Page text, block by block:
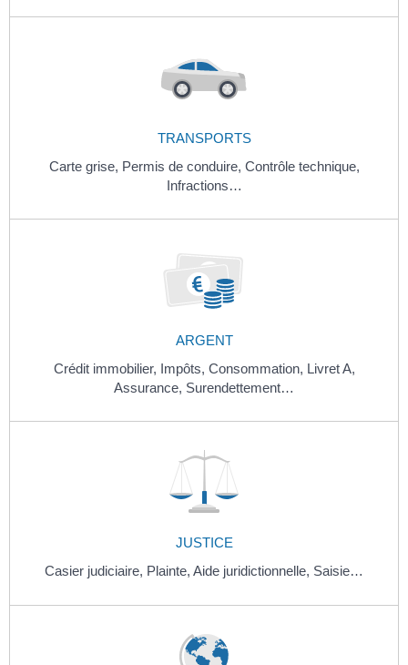
TRANSPORTS
Carte grise, Permis de conduire, Contrôle technique,
Infractions…
ARGENT
Crédit immobilier, Impôts, Consommation, Livret A,
Assurance, Surendettement…
JUSTICE
Casier judiciaire, Plainte, Aide juridictionnelle, Saisie…